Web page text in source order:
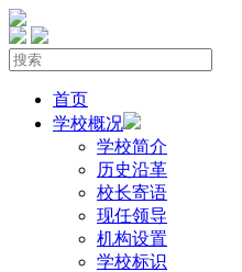
首页
学校概况
学校简介
历史沿革
校长寄语
现任领导
机构设置
学校标识